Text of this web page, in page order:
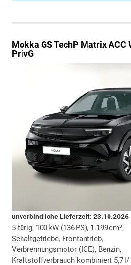
Mokka GS TechP Matrix ACC
PrivG
unverbindliche Lieferzeit: 23.10.2026
5-türig, 100 kW (136 PS), 1.199 cm³,
Schaltgetriebe, Frontantrieb,
Verbrennungsmotor (ICE), Benzin,
Kraftstoffverbrauch kombiniert 5,7 l/